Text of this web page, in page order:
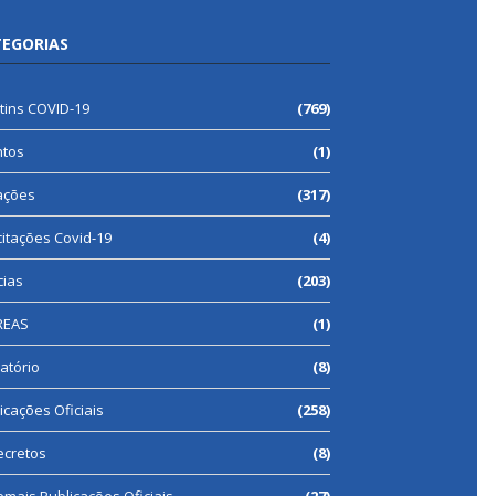
COVID-19 (769)
(1)
(317)
Covid-19 (4)
(203)
(1)
(8)
Oficiais (258)
(8)